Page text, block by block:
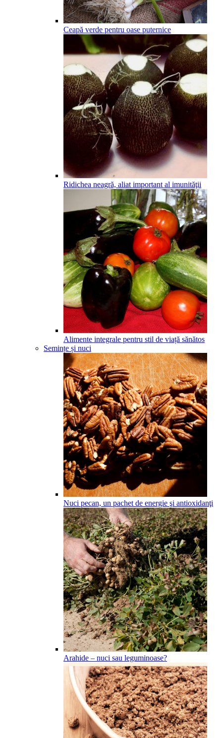
Ceapă verde pentru oase puternice
Ridichea neagră, aliat important al imunităţii
Alimente integrale pentru stil de viață sănătos
Semințe și nuci
Nuci pecan, un pachet de energie şi antioxidanţi
Arahide – nuci sau leguminoase?